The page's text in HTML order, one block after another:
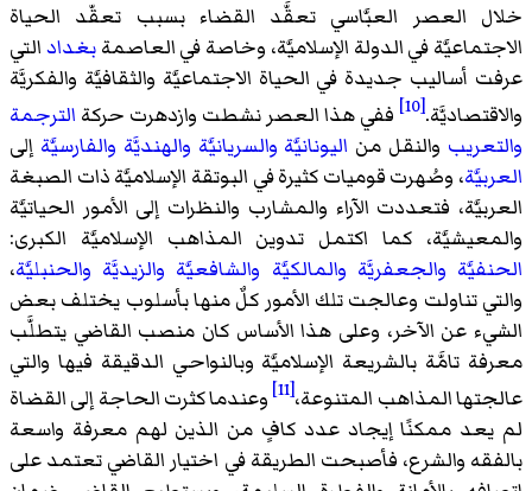
خلال العصر العبَّاسي تعقَّد القضاء بسبب تعقّد الحياة
الاجتماعيَّة في الدولة الإسلاميَّة، وخاصة في العاصمةبغدادالتي
عرفت أساليب جديدة في الحياة الاجتماعيَّة والثقافيَّة والفكريَّة
والاقتصاديَّة.[10] ففي هذا العصر نشطت وازدهرت حركة الترجمة
والتعريب والنقل من اليونانيَّة والسريانيَّة والهنديَّة والفارسيَّة إلى
العربيَّة، وصُهرت قوميات كثيرة في البوتقة الإسلاميَّة ذات الصبغة
العربيَّة، فتعددت الآراء والمشارب والنظرات إلى الأمور الحياتيَّة
والمعيشيَّة، كما اكتمل تدوين المذاهب الإسلاميَّة الكبرى:
الحنفيَّة والجعفريَّة والمالكيَّة والشافعيَّة والزيديَّة والحنبليَّة،
والتي تناولت وعالجت تلك الأمور كلٌ منها بأسلوب يختلف بعض
الشيء عن الآخر، وعلى هذا الأساس كان منصب القاضي يتطلَّب
معرفة تامَّة بالشريعة الإسلاميَّة وبالنواحي الدقيقة فيها والتي
عالجتها المذاهب المتنوعة،[11]
وعندما كثرت الحاجة إلى القضاة
لم يعد ممكنًا إيجاد عدد كافٍ من الذين لهم معرفة واسعة
بالفقه والشرع، فأصبحت الطريقة في اختيار القاضي تعتمد على